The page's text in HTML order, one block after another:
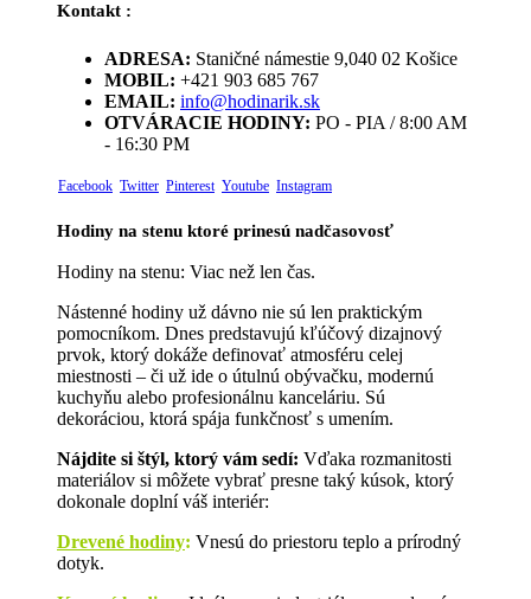
Kontakt :
ADRESA: Staničné námestie 9,040 02 Košice
MOBIL: +421 903 685 767
EMAIL: info@hodinarik.sk
OTVÁRACIE HODINY: PO - PIA / 8:00 AM
- 16:30 PM
Facebook Twitter Pinterest Youtube Instagram
Hodiny na stenu ktoré prinesú nadčasovosť
Hodiny na stenu: Viac než len čas.
Nástenné hodiny už dávno nie sú len praktickým
pomocníkom. Dnes predstavujú kľúčový dizajnový
prvok, ktorý dokáže definovať atmosféru celej
miestnosti – či už ide o útulnú obývačku, modernú
kuchyňu alebo profesionálnu kanceláriu. Sú
dekoráciou, ktorá spája funkčnosť s umením.
Nájdite si štýl, ktorý vám sedí: Vďaka rozmanitosti
materiálov si môžete vybrať presne taký kúsok, ktorý
dokonale doplní váš interiér:
Drevené hodiny: Vnesú do priestoru teplo a prírodný
dotyk.